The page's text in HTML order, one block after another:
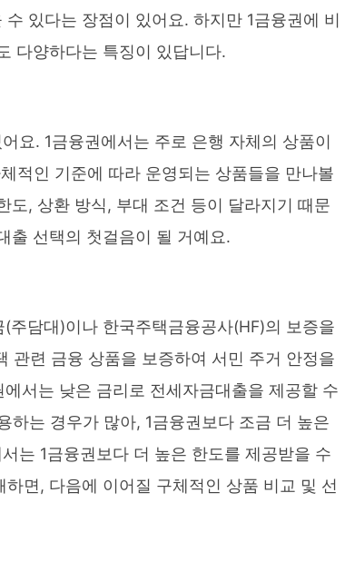
있다는 장점이 있어요. 하지만 1금융권에 비
다양하다는 특징이 있답니다.
요. 1금융권에서는 주로 은행 자체의 상품이
적인 기준에 따라 운영되는 상품들을 만나볼
도, 상환 방식, 부대 조건 등이 달라지기 때문
출 선택의 첫걸음이 될 거예요.
주담대)이나 한국주택금융공사(HF)의 보증을
관련 금융 상품을 보증하여 서민 주거 안정을
서는 낮은 금리로 전세자금대출을 제공할 수
하는 경우가 많아, 1금융권보다 조금 더 높은
는 1금융권보다 더 높은 한도를 제공받을 수
면, 다음에 이어질 구체적인 상품 비교 및 선